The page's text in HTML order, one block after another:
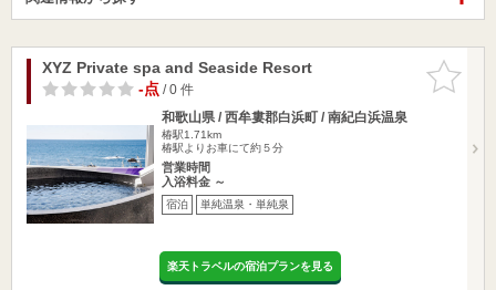
お気に入
りに追加
XYZ Private spa and Seaside Resort
-点/ 0 件
和歌山県 / 西牟婁郡白浜町 / 南紀白浜温泉
椿駅1.71km
椿駅よりお車にて約５分
営業時間
入浴料金 ～
宿泊 単純温泉・単純泉
楽天トラベルの宿泊プランを見る